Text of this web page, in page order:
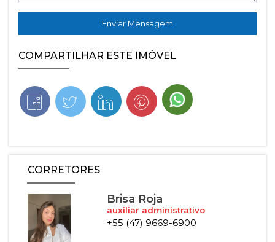
Enviar Mensagem
COMPARTILHAR ESTE IMÓVEL
CORRETORES
Brisa Roja
auxiliar administrativo
+55 (47) 9669-6900